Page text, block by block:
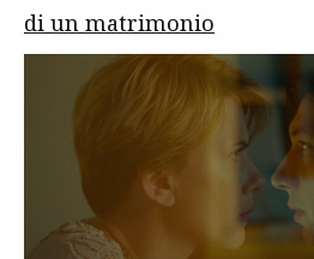
di un matrimonio